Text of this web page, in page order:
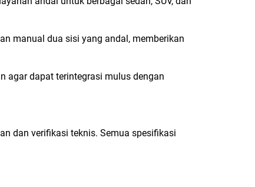
manual dua sisi yang andal, memberikan
agar dapat terintegrasi mulus dengan
dan verifikasi teknis. Semua spesifikasi